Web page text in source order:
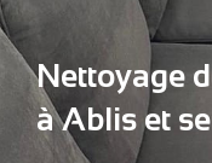
Nettoyage
à Ablis et